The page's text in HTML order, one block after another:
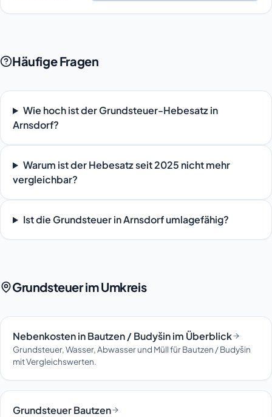
Häufige Fragen
Wie hoch ist der Grundsteuer-Hebesatz in
Arnsdorf?
Warum ist der Hebesatz seit 2025 nicht mehr
vergleichbar?
Ist die Grundsteuer in Arnsdorf umlagefähig?
Grundsteuer im Umkreis
Nebenkosten in Bautzen / Budyšin im Überblick
Grundsteuer, Wasser, Abwasser und Müll für Bautzen / Budyšin
mit Vergleichswerten.
Grundsteuer Bautzen